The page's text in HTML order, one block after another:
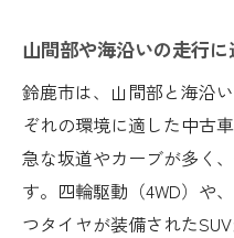
山間部や海沿いの走行
鈴鹿市は、山間部と海沿
ぞれの環境に適した中古
急な坂道やカーブが多く
す。四輪駆動（4WD）や
つタイヤが装備された